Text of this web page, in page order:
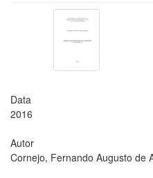
Data
2016
Autor
Cornejo, Fernando Augusto de